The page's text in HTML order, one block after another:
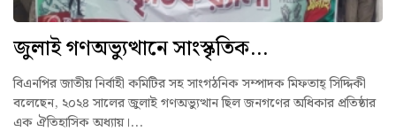
জুলাই গণঅভ্যুত্থানে সাংস্কৃতিক...
বিএনপির জাতীয় নির্বাহী কমিটির সহ সাংগঠনিক সম্পাদক মিফতাহ্ সিদ্দিকী
বলেছেন, ২০২৪ সালের জুলাই গণঅভ্যুত্থান ছিল জনগণের অধিকার প্রতিষ্ঠার
এক ঐতিহাসিক অধ্যায়।...